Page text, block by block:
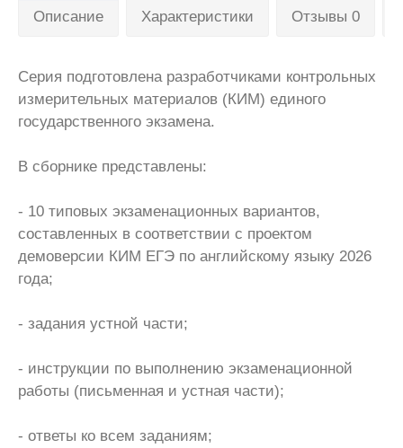
Описание Характеристики Отзывы 0
Серия подготовлена разработчиками контрольных
измерительных материалов (КИМ) единого
государственного экзамена.
В сборнике представлены:
- 10 типовых экзаменационных вариантов,
составленных в соответствии с проектом
демоверсии КИМ ЕГЭ по английскому языку 2026
года;
- задания устной части;
- инструкции по выполнению экзаменационной
работы (письменная и устная части);
- ответы ко всем заданиям;